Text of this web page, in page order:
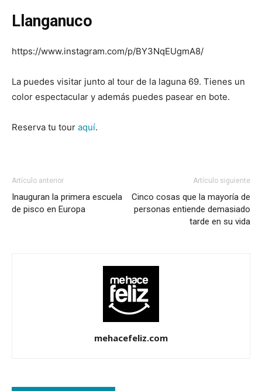
Llanganuco
https://www.instagram.com/p/BY3NqEUgmA8/
La puedes visitar junto al tour de la laguna 69. Tienes un
color espectacular y además puedes pasear en bote.
Reserva tu tour aquí.
Artículo anterior
Inauguran la primera escuela
de pisco en Europa
Artículo siguiente
Cinco cosas que la mayoría de
personas entiende demasiado
tarde en su vida
mehacefeliz.com